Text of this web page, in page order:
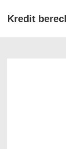
ZumKredit